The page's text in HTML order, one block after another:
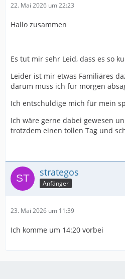
22. Mai 2026 um 22:23
Hallo zusammen
Es tut mir sehr Leid, dass es so
Leider ist mir etwas Familiäres
darum muss ich für morgen
Ich entschuldige mich für mein
Ich wäre gerne dabei gewesen
trotzdem einen tollen Tag und
strategos
Anfänger
23. Mai 2026 um 11:39
Ich komme um 14:20 vorbei